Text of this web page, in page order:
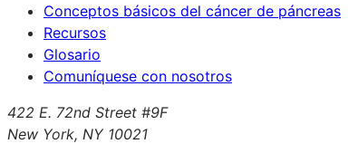
Conceptos básicos del cáncer de páncreas
Recursos
Glosario
Comuníquese con nosotros
422 E. 72nd Street #9F
New York, NY 10021